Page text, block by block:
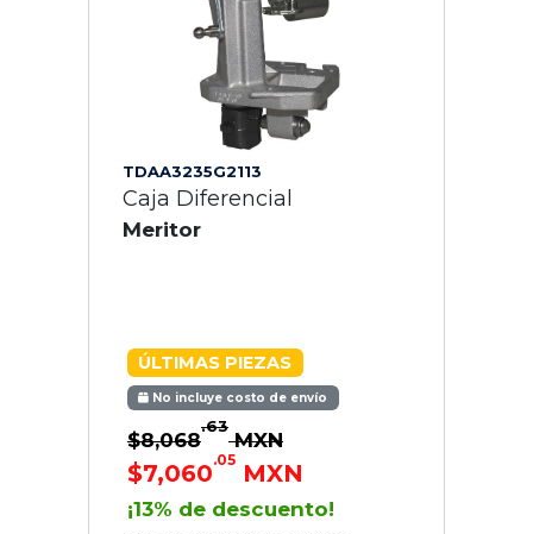
TDAA3235G2113
Caja Diferencial
Meritor
ÚLTIMAS PIEZAS
No incluye costo de envío
$8,068
.63
MXN
$7,060.05 MXN
¡13% de descuento!